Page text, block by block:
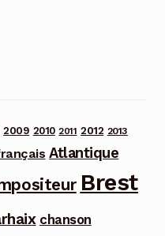
2009 2010 2011 2012 2013
Atlantique
Brest
chanson